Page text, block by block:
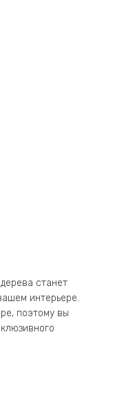
станет
интерьере.
поэтому вы